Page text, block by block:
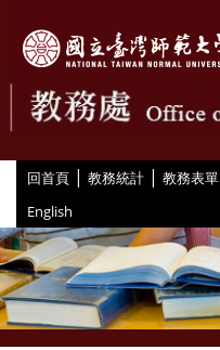
回首頁 | 教務統計 | 教務表單
English